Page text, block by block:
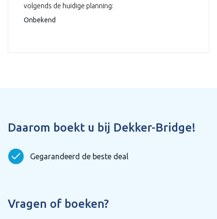
volgends de huidige planning:
Onbekend
Daarom boekt u bij Dekker-Bridge!
Gegarandeerd de beste deal
Vragen of boeken?